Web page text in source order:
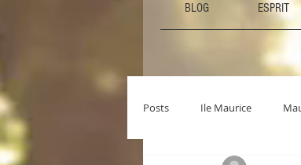
BLOG ESPRIT
Posts Ile Maurice